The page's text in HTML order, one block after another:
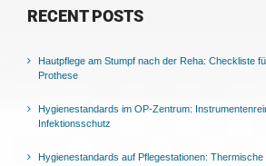
RECENT POSTS
Hautpflege am Stumpf nach der Reha: Checkliste
Prothese
Hygienestandards im OP-Zentrum:
Infektionsschutz
Hygienestandards auf Pflegestationen: Thermische